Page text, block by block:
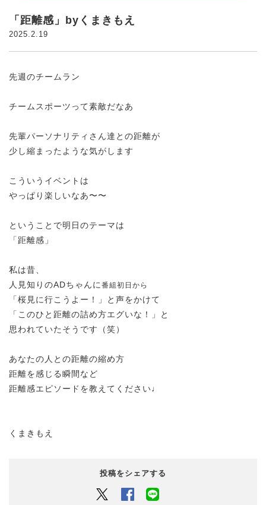
「距離感」byくまきもえ
2025.2.19
先週のチームラン
チームスポーツって素敵だなあ
先輩パーソナリティさん達との距離が
少し縮まったような気がします
こういうイベントは
やっぱり楽しいなあ〜〜
ということで明日のテーマは
「距離感」
私は昔、
人見知りのADちゃんに 番組初日から
「桜見に行こうよー！」と声をかけて
「このひと距離の詰め方エグいな！」と
思われていたそうです（笑）
あなたの人との距離の縮め方
距離を感じる瞬間など
距離感エピソードを教えてください♩
くまきもえ
投稿をシェアする
Twitter Facebook